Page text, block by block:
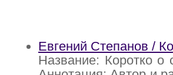
Евгений Степанов /
Название: Коротко о